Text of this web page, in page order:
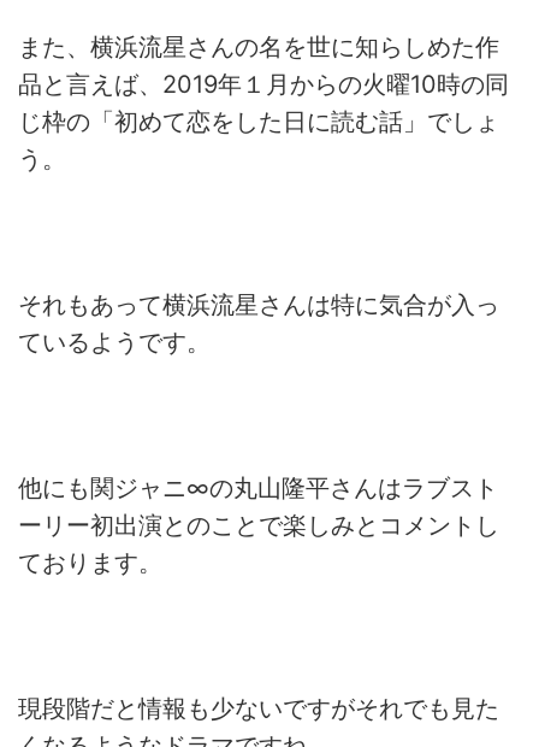
また、横浜流星さんの名を世に知らしめた作
品と言えば、 2019年１月からの火曜10時の同
じ枠の「初めて恋をした日に読む話」でしょ
う。
それもあって横浜流星さんは特に気合が入っ
ているようです。
他にも関ジャニ∞の丸山隆平さんはラブスト
ーリー初出演とのことで楽しみとコメントし
ております。
現段階だと情報も少ないですがそれでも見た